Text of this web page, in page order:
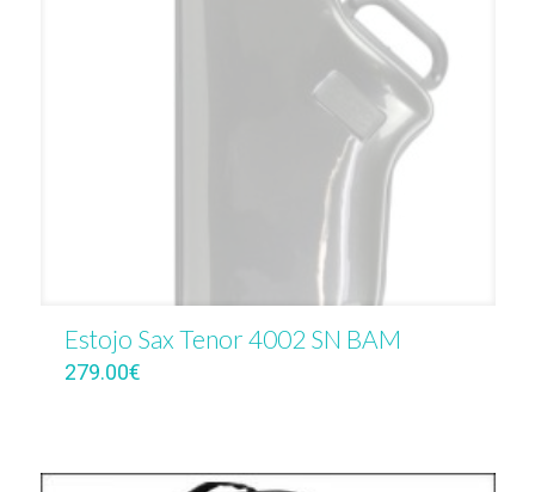
Estojo Sax Tenor 4002 SN BAM
279.00€